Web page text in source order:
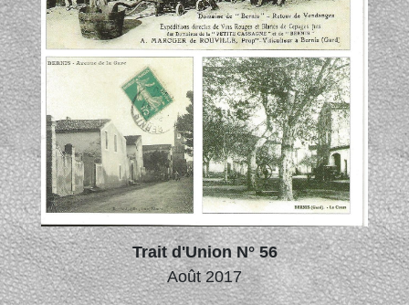
Trait d'Union N° 56
Août 2017